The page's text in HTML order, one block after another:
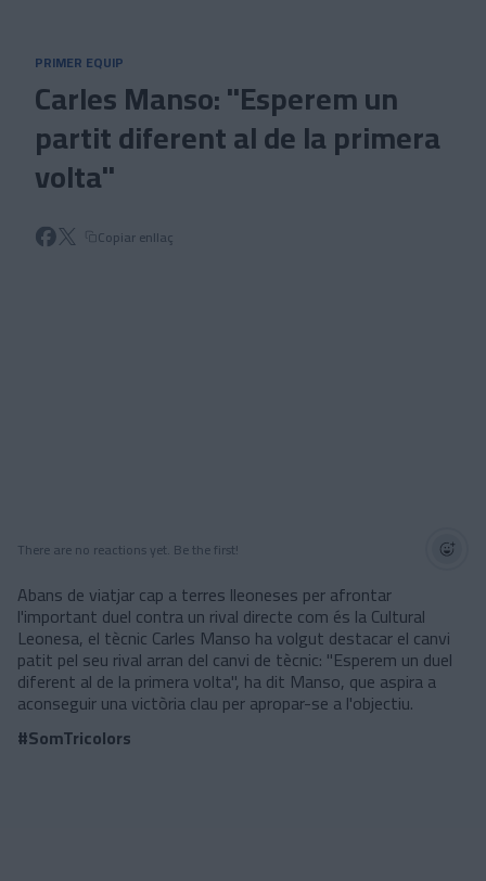
PRIMER EQUIP
Carles Manso: "Esperem un
partit diferent al de la primera
volta"
Copiar enllaç
There are no reactions yet. Be the first!
Abans de viatjar cap a terres lleoneses per afrontar
l'important duel contra un rival directe com és la Cultural
Leonesa, el tècnic Carles Manso ha volgut destacar el canvi
patit pel seu rival arran del canvi de tècnic: "Esperem un duel
diferent al de la primera volta", ha dit Manso, que aspira a
aconseguir una victòria clau per apropar-se a l'objectiu.
#SomTricolors